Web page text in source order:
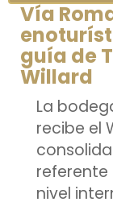
Vía
guía de
Willard
La
recibe el
referente
nivel